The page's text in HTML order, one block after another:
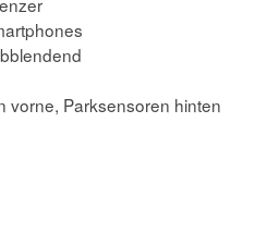
vorne, Parksensoren hinten